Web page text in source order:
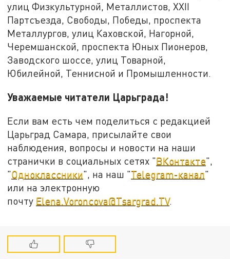
улиц Физкультурной, Металлистов, XXII
Партсъезда, Свободы, Победы, проспекта
Металлургов, улиц Каховской, Нагорной,
Черемшанской, проспекта Юных Пионеров,
Заводского шоссе, улиц Товарной,
Юбилейной, Теннисной и Промышленности.
Уважаемые читатели Царьграда!
Если вам есть чем поделиться с редакцией
Царьград Самара, присылайте свои
наблюдения, вопросы и новости на наши
странички в социальных сетях "ВКонтакте",
"Одноклассники", на наш "Telegram-канал"
или на электронную
почту Elena.Voroncova@Tsargrad.TV.